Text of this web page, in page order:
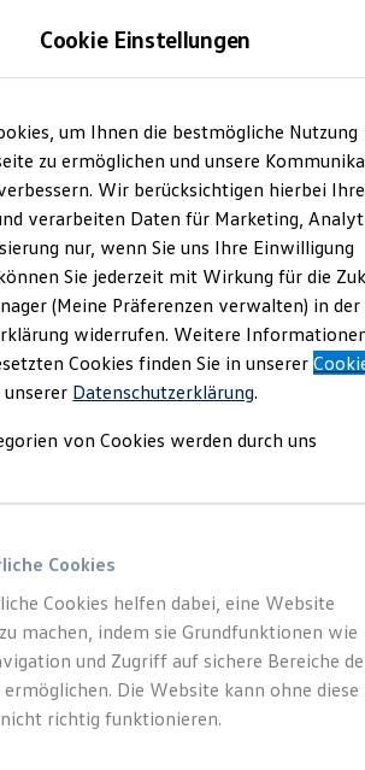
entdecken
und Oldtimer
Historie
& Gewerbekunden
und Hersteller finden
entdecken & konfigurieren
Sonderkunden
& Behörden
Personenbeförderung
& mobile Werkstätten
mit Behinderung
ID Vorteile
& Marktplatz
online kaufen
Nutzfahrzeuge
|22 Bewertungen
Cookie Einstellungen
um Ihnen die bestmögliche Nutzung
zu ermöglichen und unsere
Wir berücksichtigen hierbei Ihre
verarbeiten Daten für Marketing,
nur, wenn Sie uns Ihre Einwilligung
Sie jederzeit mit Wirkung für die
(Meine Präferenzen verwalten) in der
widerrufen. Weitere
Cookies finden Sie in unserer
unserer Datenschutzerklärung.
von Cookies werden durch uns
Cookies
Cookies helfen dabei, eine Website
machen, indem sie Grundfunktionen wie
und Zugriff auf sichere Bereiche
Die Website kann ohne diese
richtig funktionieren.